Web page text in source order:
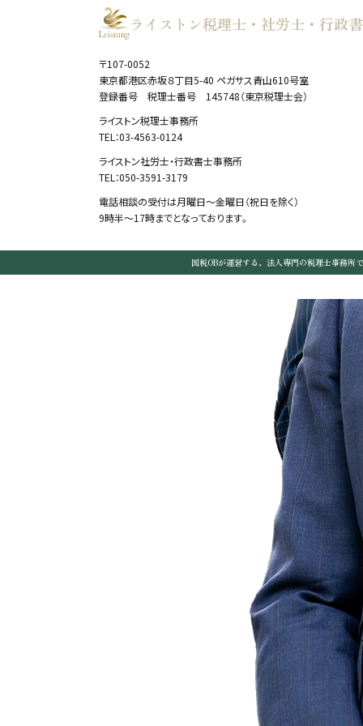
ライストン税理士・社労士・行政
〒107-0052
東京都港区赤坂８丁目5-40 ペガサス青山610号室
登録番号 税理士番号 145748（東京税理士会）
ライストン税理士事務所
TEL：03-4563-0124
ライストン社労士・行政書士事務所
TEL：050-3591-3179
電話相談の受付は月曜日～金曜日（祝日を除く）
9時半～17時までとなっております。
国税OBが運営する、法人専門の税理士事務所